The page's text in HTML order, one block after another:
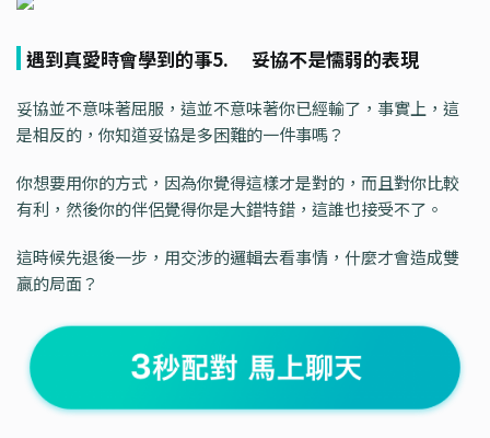
遇到真愛時會學到的事5. 妥協不是懦弱的表現
妥協並不意味著屈服，這並不意味著你已經輸了，事實上，這
是相反的，你知道妥協是多困難的一件事嗎？
你想要用你的方式，因為你覺得這樣才是對的，而且對你比較
有利，然後你的伴侶覺得你是大錯特錯，這誰也接受不了。
這時候先退後一步，用交涉的邏輯去看事情，什麼才會造成雙
贏的局面？